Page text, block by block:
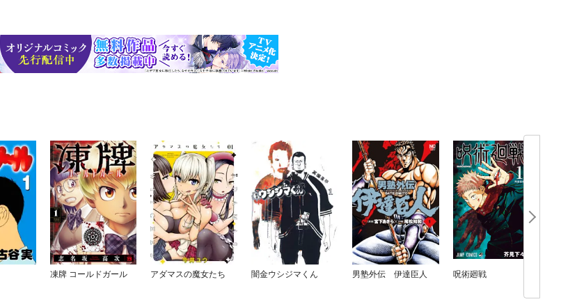
凍牌 コールドガール アダマスの魔女たち 闇金ウシジマくん 男塾外伝 伊達臣人 呪術廻戦